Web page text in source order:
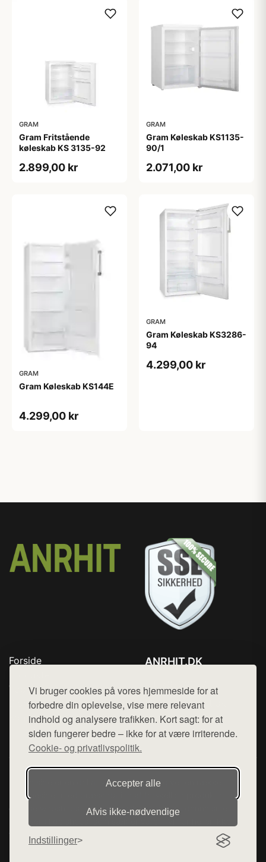
Vi bruger cookies på vores hjemmeside for at
forbedre din oplevelse, vise mere relevant
indhold og analysere trafikken. Kort sagt: for at
siden fungerer bedre – ikke for at være irriterende.
Cookie- og privatlivspolitik.
Accepter alle
Afvis ikke‑nødvendige
Indstillinger
GRAM
Gram Fritstående
køleskab KS 3135-92
2.899,00 kr
GRAM
Gram Køleskab KS1135-
90/1
2.071,00 kr
GRAM
Gram Køleskab KS144E
4.299,00 kr
GRAM
Gram Køleskab KS3286-
94
4.299,00 kr
Forside
Top Rabatter
Blog
Kontakt
ANRHIT.DK
Mail: hej@want.dk
Cookie- og privatlivspolitik
Denne side er en del af want.dk, der udgiver en række
hjemmesider med præsentation af forskellige produkter fra
diverse webshops. Der sælges ikke varer fra denne side - vi
varerne på lager.